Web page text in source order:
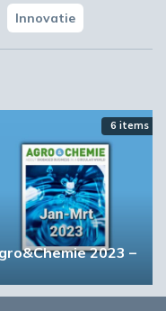
Innovatie
6 items
2023 –